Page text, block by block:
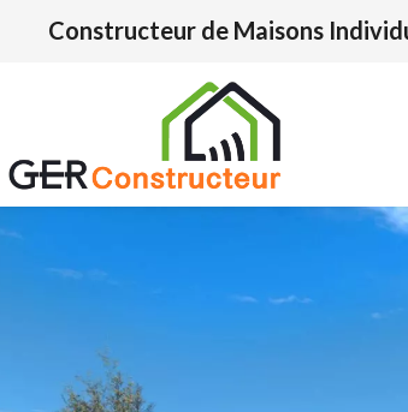
Constructeur de Maisons